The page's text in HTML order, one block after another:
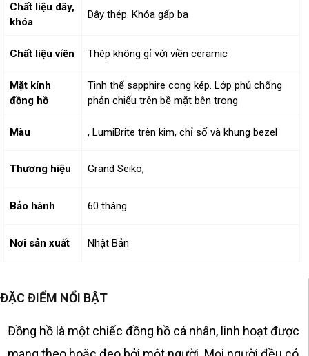
ĐẶC ĐIỂM NỔI BẬT
Đồng hồ là một chiếc đồng hồ cá nhân, linh hoạt được
Chất liệu dây,
khóa
Dây thép. Khóa gấp ba
Chất liệu viền Thép không gỉ với viền ceramic
Mặt kính
đồng hồ
Tinh thể sapphire cong kép. Lớp phủ chống
phản chiếu trên bề mặt bên trong
Màu , LumiBrite trên kim, chỉ số và khung bezel
Thương hiệu Grand Seiko,
Bảo hành 60 tháng
Nơi sản xuất Nhật Bản